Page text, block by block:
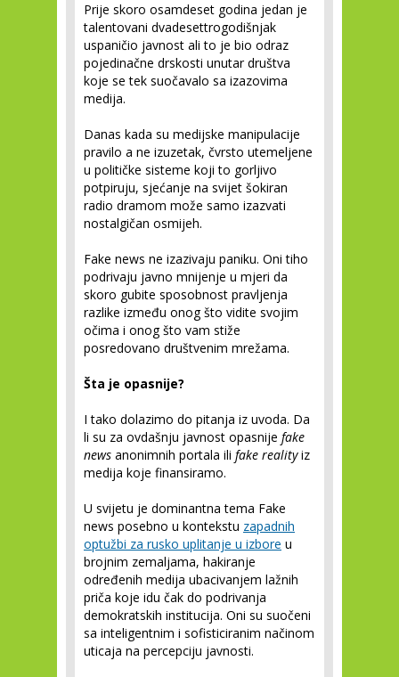
Prije skoro osamdeset godina jedan je
talentovani dvadesettrogodišnjak
uspaničio javnost ali to je bio odraz
pojedinačne drskosti unutar društva
koje se tek suočavalo sa izazovima
medija.
Danas kada su medijske manipulacije
pravilo a ne izuzetak, čvrsto utemeljene
u političke sisteme koji to gorljivo
potpiruju, sjećanje na svijet šokiran
radio dramom može samo izazvati
nostalgičan osmijeh.
Fake news ne izazivaju paniku. Oni tiho
podrivaju javno mnijenje u mjeri da
skoro gubite sposobnost pravljenja
razlike između onog što vidite svojim
očima i onog što vam stiže
posredovano društvenim mrežama.
Šta je opasnije?
I tako dolazimo do pitanja iz uvoda. Da
li su za ovdašnju javnost opasnije fake
news anonimnih portala ili fake realityiz
medija koje finansiramo.
U svijetu je dominantna tema Fake
news posebno u kontekstu zapadnih
optužbi za rusko uplitanje u izbore u
brojnim zemaljama, hakiranje
određenih medija ubacivanjem lažnih
priča koje idu čak do podrivanja
demokratskih institucija. Oni su suočeni
sa inteligentnim i sofisticiranim načinom
uticaja na percepciju javnosti.